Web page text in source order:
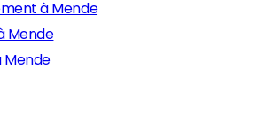
à Mende
Mende
Mende